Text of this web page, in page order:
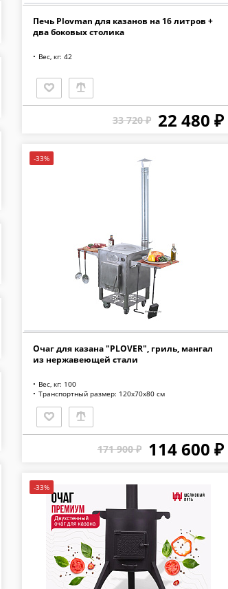
Печь Plovman для казанов на 16 литров +
два боковых столика
Вес, кг: 42
33 720 ₽ 22 480 ₽
-33%
Очаг для казана "PLOVER", гриль, мангал
из нержавеющей стали
Вес, кг: 100
Транспортный размер: 120х70х80 см
171 900 ₽ 114 600 ₽
-33%